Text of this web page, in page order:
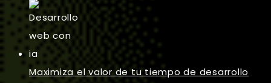
Maximiza el valor de tu tiempo de desarrollo